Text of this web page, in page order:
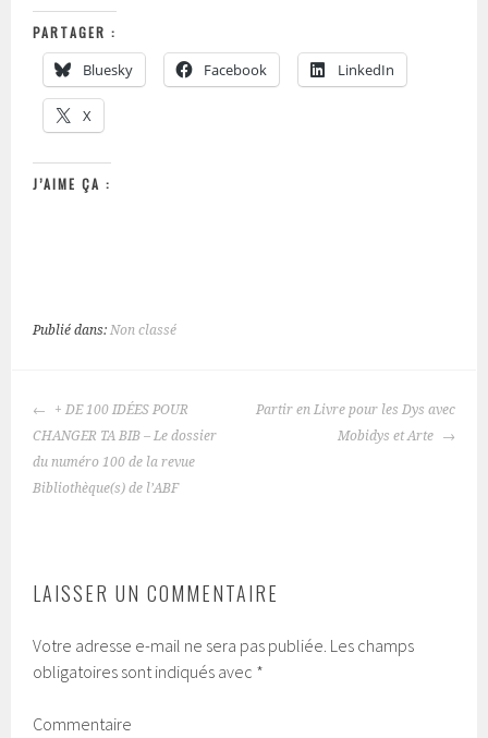
PARTAGER :
Bluesky Facebook LinkedIn
X
J’AIME ÇA :
Publié dans:Non classé
NAVIGATION
DES
ARTICLES
+ DE 100 IDÉES POUR
CHANGER TA BIB – Le dossier
du numéro 100 de la revue
Bibliothèque(s) de l’ABF
Partir en Livre pour les Dys avec
Mobidys et Arte
LAISSER UN COMMENTAIRE
Votre adresse e-mail ne sera pas publiée. Les champs
obligatoires sont indiqués avec *
Commentaire